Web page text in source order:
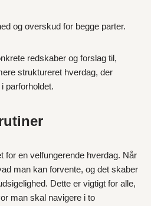
og overskud for begge parter.
redskaber og forslag til,
struktureret hverdag, der
parforholdet.
for en velfungerende hverdag. Når
man kan forvente, og det skaber
Dette er vigtigt for alle,
man skal navigere i to